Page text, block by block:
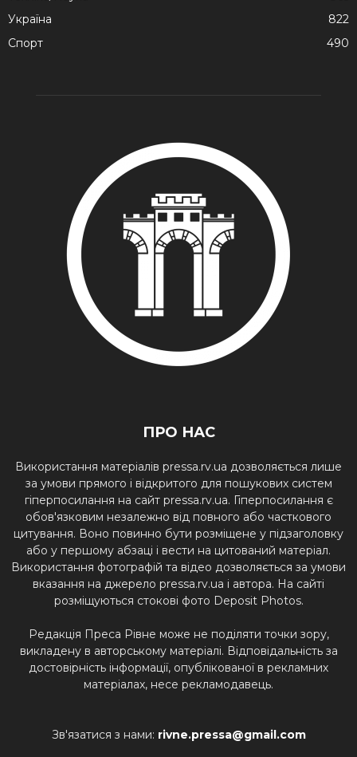
Україна
822
Спорт
490
ПРО НАС
Використання матеріалів pressa.rv.ua дозволяється лише
за умови прямого і відкритого для пошукових систем
гіперпосилання на сайт pressa.rv.ua. Гіперпосилання є
обов'язковим незалежно від повного або часткового
цитування. Воно повинно бути розміщене у підзаголовку
або у першому абзаці і вести на цитований матеріал.
Використання фотографій та відео дозволяється за умови
вказання на джерело pressa.rv.ua і автора. На сайті
розміщуються стокові фото Deposit Photos.
Редакція Преса Рівне може не поділяти точки зору,
викладену в авторському матеріалі. Відповідальність за
достовірність інформації, опублікованої в рекламних
матеріалах, несе рекламодавець.
Зв'язатися з нами: rivne.pressa@gmail.com